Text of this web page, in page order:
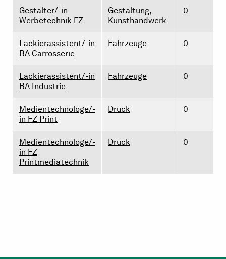
Gestalter/-in
Werbetechnik FZ
Gestaltung,
Kunsthandwerk
0
Lackierassistent/-in
BA Carrosserie
Fahrzeuge 0
Lackierassistent/-in
BA Industrie
Fahrzeuge 0
Medientechnologe/-
in FZ Print
Druck 0
Medientechnologe/-
in FZ
Printmediatechnik
Druck 0